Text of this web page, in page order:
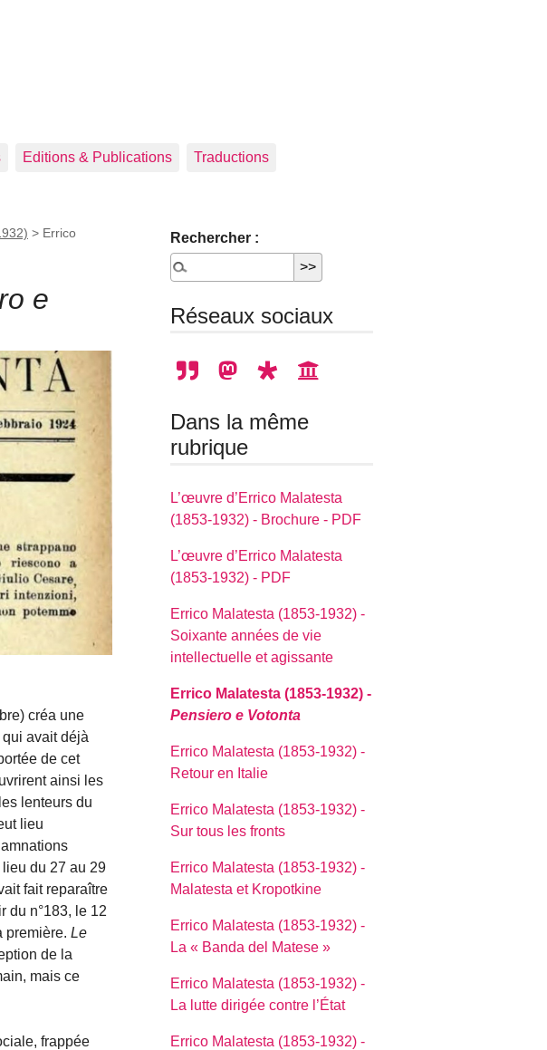
Editions & Publications Traductions
> Errico
e
créa une
avait déjà
de cet
ainsi les
lenteurs du
lieu
du 27 au 29
fait reparaître
du n°183, le 12
première. Le
de la
mais ce
frappée
Rechercher :
Réseaux sociaux
Dans la même
rubrique
L’œuvre d’Errico Malatesta
(1853-1932) - Brochure - PDF
L’œuvre d’Errico Malatesta
(1853-1932) - PDF
Errico Malatesta (1853-1932) -
Soixante années de vie
intellectuelle et agissante
Errico Malatesta (1853-1932) -
Pensiero e Votonta
Errico Malatesta (1853-1932) -
Retour en Italie
Errico Malatesta (1853-1932) -
Sur tous les fronts
Errico Malatesta (1853-1932) -
Malatesta et Kropotkine
Errico Malatesta (1853-1932) -
La « Banda del Matese »
Errico Malatesta (1853-1932) -
La lutte dirigée contre l’État
Errico Malatesta (1853-1932) -